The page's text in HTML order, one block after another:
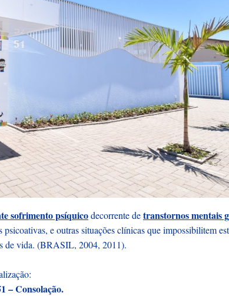
sofrimento psíquicodecorrente detranstornos mentais
e outras situações clínicas que impossibilitem
de vida. (BRASIL, 2004, 2011).
– Consolação.